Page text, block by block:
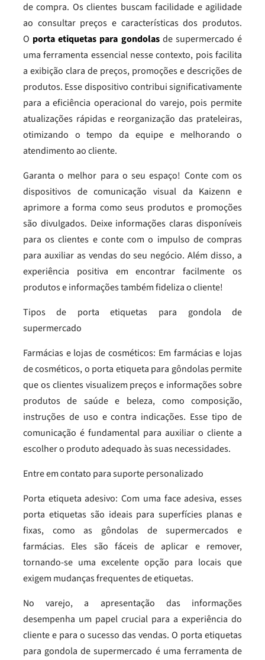
de compra. Os clientes buscam facilidade e agilidade
ao consultar preços e características dos produtos.
O porta etiquetas para gondolasde supermercado é
uma ferramenta essencial nesse contexto, pois facilita
a exibição clara de preços, promoções e descrições de
produtos. Esse dispositivo contribui significativamente
para a eficiência operacional do varejo, pois permite
atualizações rápidas e reorganização das prateleiras,
otimizando o tempo da equipe e melhorando o
atendimento ao cliente.
Garanta o melhor para o seu espaço! Conte com os
dispositivos de comunicação visual da Kaizenn e
aprimore a forma como seus produtos e promoções
são divulgados. Deixe informações claras disponíveis
para os clientes e conte com o impulso de compras
para auxiliar as vendas do seu negócio. Além disso, a
experiência positiva em encontrar facilmente os
produtos e informações também fideliza o cliente!
Tipos de porta etiquetas para gondola de
supermercado
Farmácias e lojas de cosméticos: Em farmácias e lojas
de cosméticos, o porta etiqueta para gôndolas permite
que os clientes visualizem preços e informações sobre
produtos de saúde e beleza, como composição,
instruções de uso e contra indicações. Esse tipo de
comunicação é fundamental para auxiliar o cliente a
escolher o produto adequado às suas necessidades.
Entre em contato para suporte personalizado
Porta etiqueta adesivo: Com uma face adesiva, esses
porta etiquetas são ideais para superfícies planas e
fixas, como as gôndolas de supermercados e
farmácias. Eles são fáceis de aplicar e remover,
tornando-se uma excelente opção para locais que
exigem mudanças frequentes de etiquetas.
No varejo, a apresentação das informações
desempenha um papel crucial para a experiência do
cliente e para o sucesso das vendas. O porta etiquetas
para gondola de supermercado é uma ferramenta de